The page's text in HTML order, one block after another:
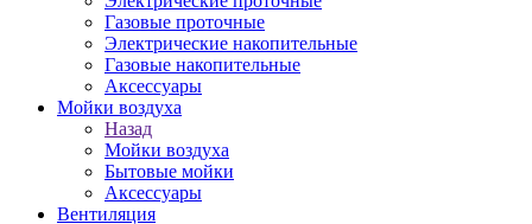
Газовые проточные
Электрические накопительные
Газовые накопительные
Аксессуары
Мойки воздуха
Назад
Мойки воздуха
Бытовые мойки
Аксессуары
Вентиляция